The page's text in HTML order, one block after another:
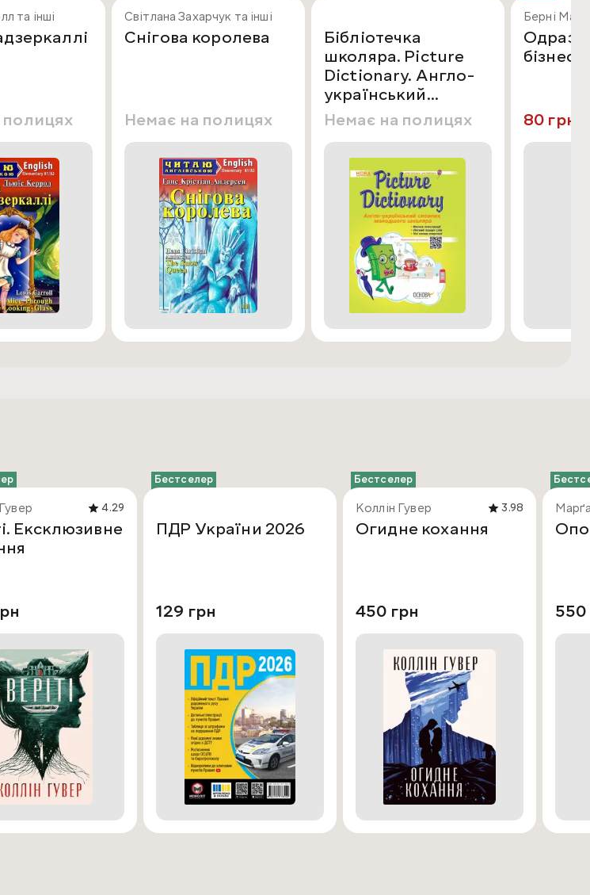
та інші Світлана Захарчук та інші
Снігова королева
Немає на полицях
Бібліотечка
школяра. Picture
Dictionary. Англо-
український
словник
молодшого
школяра
Немає на полицях
Берні
Одразу
бізнес-
80 грн
4.29
Ексклюзивне
Бестселер
ПДР України 2026
129 грн
Бестселер
Коллін Гувер 3.98
Огидне кохання
450 грн 550